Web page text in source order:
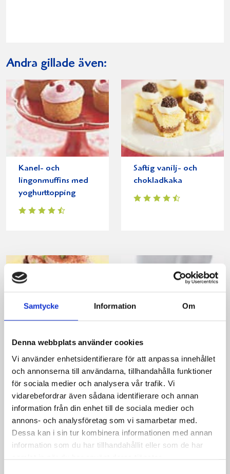
Samtycke Information Om
Denna webbplats använder cookies
Vi använder enhetsidentifierare för att anpassa innehållet
och annonserna till användarna, tillhandahålla funktioner
för sociala medier och analysera vår trafik. Vi
vidarebefordrar även sådana identifierare och annan
information från din enhet till de sociala medier och
annons- och analysföretag som vi samarbetar med.
Dessa kan i sin tur kombinera informationen med annan
information som du har tillhandahållit eller som de har
samlat in när du har använt deras tjänster.
Andra gillade även:
Kanel- och
lingonmuffins med
yoghurttopping
Saftig vanilj- och
chokladkaka
Brownies med
grädde och banan
Äppel- och
mandelpaj